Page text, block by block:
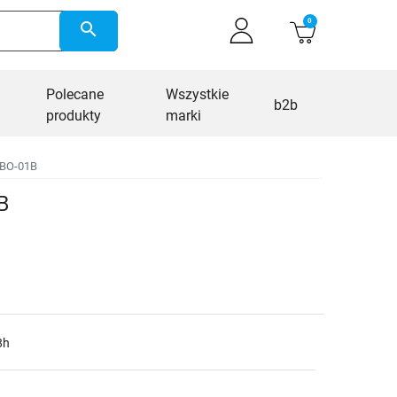
search 0
Polecane
produkty
Wszystkie
marki
b2b
01B